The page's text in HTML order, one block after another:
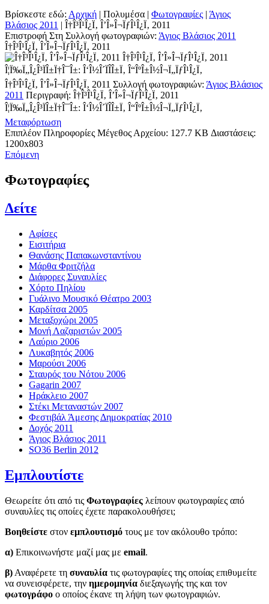
Βρίσκεστε εδώ: Αρχική | Πολυμέσα | Φωτογραφίες | Άγιος
Βλάσιος 2011 | Î†Î³Î¹Î¿Ï‚ Î’Î»Î¬ÏƒÎ¹Î¿Ï‚ 2011
Επιστροφή Στη Συλλογή φωτογραφιών: Άγιος Βλάσιος 2011
Î†Î³Î¹Î¿Ï‚ Î’Î»Î¬ÏƒÎ¹Î¿Ï‚ 2011
Î†Î³Î¹Î¿Ï‚ Î’Î»Î¬ÏƒÎ¹Î¿Ï‚ 2011
Î¦Ï‰Ï„Î¿Î³ÏÎ±Ï†Î¯Î±: Î‘Î½Î´ÏÎ­Î±Ï‚ Î“ÎºÎ±Î½Î¬Ï„ÏƒÎ¹Î¿Ï‚
Î†Î³Î¹Î¿Ï‚ Î’Î»Î¬ÏƒÎ¹Î¿Ï‚ 2011 Συλλογή φωτογραφιών: Άγιος Βλάσιος
2011 Περιγραφή: Î†Î³Î¹Î¿Ï‚ Î’Î»Î¬ÏƒÎ¹Î¿Ï‚ 2011
Î¦Ï‰Ï„Î¿Î³ÏÎ±Ï†Î¯Î±: Î‘Î½Î´ÏÎ­Î±Ï‚ Î“ÎºÎ±Î½Î¬Ï„ÏƒÎ¹Î¿Ï‚
Μεταφόρτωση
Επιπλέον Πληροφορίες Μέγεθος Αρχείου: 127.7 KB Διαστάσεις:
1200x803
Επόμενη
Φωτογραφίες
Δείτε
Αφίσες
Εισιτήρια
Θανάσης Παπακωνσταντίνου
Μάρθα Φριτζήλα
Διάφορες Συναυλίες
Χόρτο Πηλίου
Γυάλινο Μουσικό Θέατρο 2003
Καρδίτσα 2005
Μεταξοχώρι 2005
Μονή Λαζαριστών 2005
Λαύριο 2006
Λυκαβητός 2006
Μαρούσι 2006
Σταυρός του Νότου 2006
Gagarin 2007
Ηράκλειο 2007
Στέκι Μεταναστών 2007
Φεστιβάλ Άμεσης Δημοκρατίας 2010
Δοχός 2011
Άγιος Βλάσιος 2011
SO36 Berlin 2012
Εμπλουτίστε
Θεωρείτε ότι από τις Φωτογραφίες λείπουν φωτογραφίες από
συναυλίες τις οποίες έχετε παρακολουθήσει;
Βοηθείστε στον εμπλουτισμό τους με τον ακόλουθο τρόπο:
α) Επικοινωνήστε μαζί μας με email.
β) Αναφέρετε τη συναυλία τις φωτογραφίες της οποίας επιθυμείτε
να συνεισφέρετε, την ημερομηνία διεξαγωγής της και τον
φωτογράφο ο οποίος έκανε τη λήψη των φωτογραφιών.